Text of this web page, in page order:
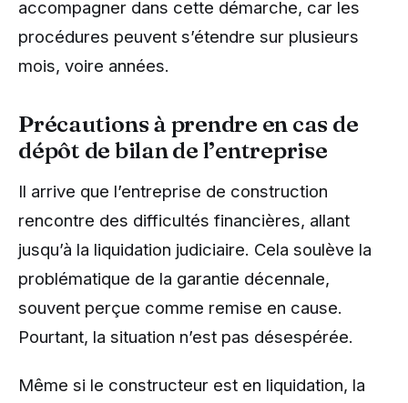
accompagner dans cette démarche, car les
procédures peuvent s’étendre sur plusieurs
mois, voire années.
Précautions à prendre en cas de
dépôt de bilan de l’entreprise
Il arrive que l’entreprise de construction
rencontre des difficultés financières, allant
jusqu’à la liquidation judiciaire. Cela soulève la
problématique de la garantie décennale,
souvent perçue comme remise en cause.
Pourtant, la situation n’est pas désespérée.
Même si le constructeur est en liquidation, la